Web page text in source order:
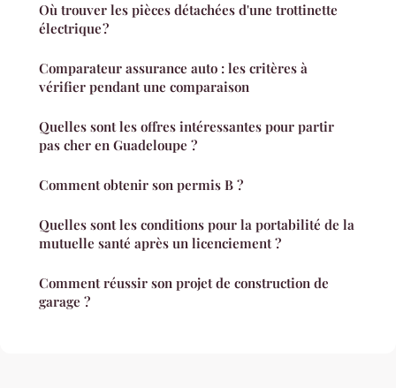
Où trouver les pièces détachées d'une trottinette
électrique ?
Comparateur assurance auto : les critères à
vérifier pendant une comparaison
Quelles sont les offres intéressantes pour partir
pas cher en Guadeloupe ?
Comment obtenir son permis B ?
Quelles sont les conditions pour la portabilité de la
mutuelle santé après un licenciement ?
Comment réussir son projet de construction de
garage ?